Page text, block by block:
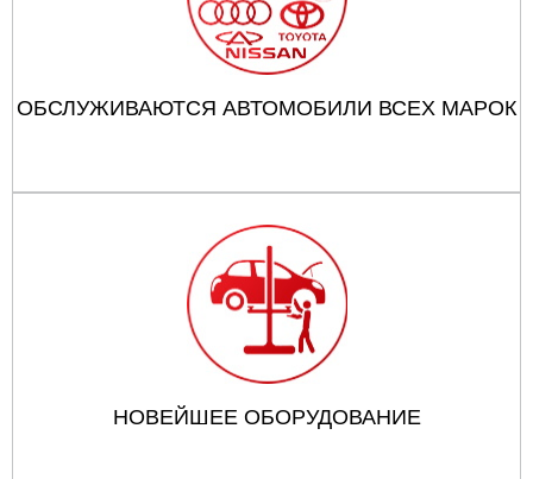
ОБСЛУЖИВАЮТСЯ АВТОМОБИЛИ ВСЕХ МАРОК
НОВЕЙШЕЕ ОБОРУДОВАНИЕ